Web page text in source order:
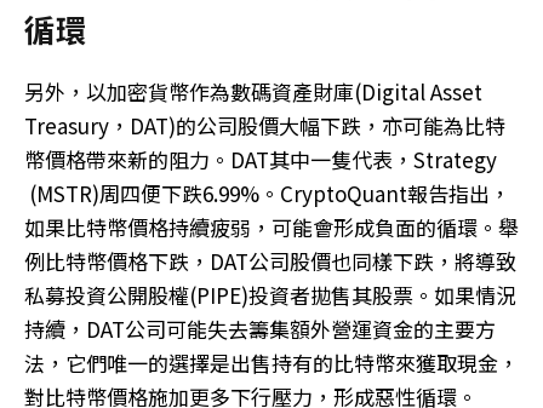
循環
另外，以加密貨幣作為數碼資產財庫(Digital Asset
Treasury，DAT)的公司股價大幅下跌，亦可能為比特
幣價格帶來新的阻力。DAT其中一隻代表，Strategy
(MSTR)周四便下跌6.99%。CryptoQuant報告指出，
如果比特幣價格持續疲弱，可能會形成負面的循環。舉
例比特幣價格下跌，DAT公司股價也同樣下跌，將導致
私募投資公開股權(PIPE)投資者拋售其股票。如果情況
持續，DAT公司可能失去籌集額外營運資金的主要方
法，它們唯一的選擇是出售持有的比特幣來獲取現金，
對比特幣價格施加更多下行壓力，形成惡性循環。